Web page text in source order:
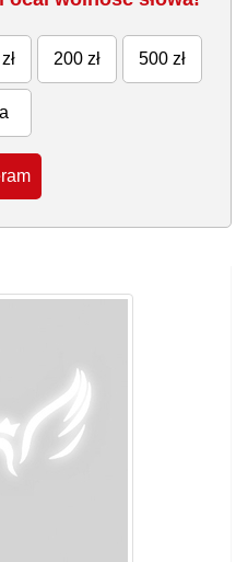
200 zł 500 zł